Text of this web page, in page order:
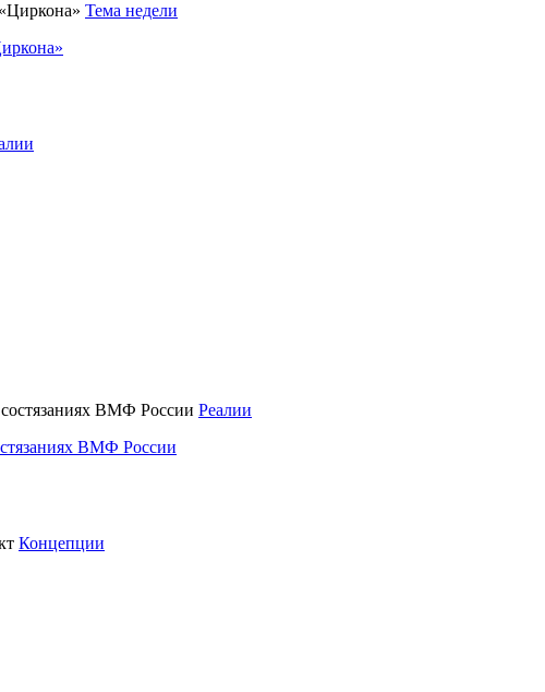
Тема недели
Реалии
ВМФ России
Концепции